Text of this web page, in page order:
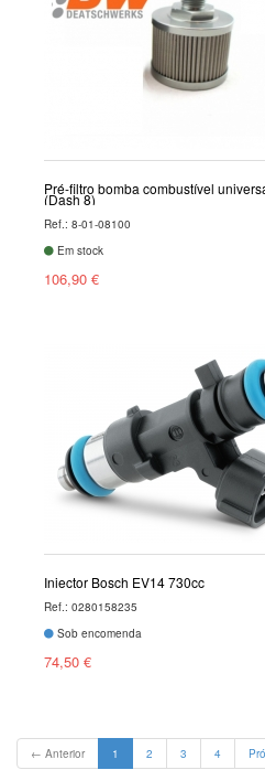
Pré-filtro bomba combustível
(Dash 8)
Ref.: 8-01-08100
Em stock
106,90 €
Injector Bosch EV14 730cc
Ref.: 0280158235
Sob encomenda
74,50 €
← Anterior 1 (current)
2 3 4